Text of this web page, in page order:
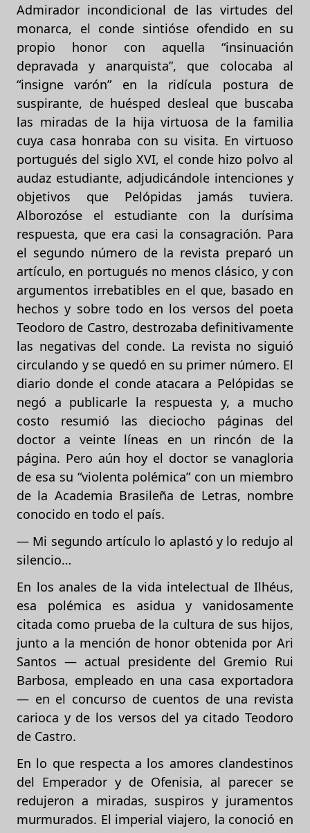
Admirador incondicional de las virtudes del
monarca, el conde sintióse ofendido en su
propio honor con aquella “insinuación
depravada y anarquista”, que colocaba al
“insigne varón” en la ridícula postura de
suspirante, de huésped desleal que buscaba
las miradas de la hija virtuosa de la familia
cuya casa honraba con su visita. En virtuoso
portugués del siglo XVI, el conde hizo polvo al
audaz estudiante, adjudicándole intenciones y
objetivos que Pelópidas jamás tuviera.
Alborozóse el estudiante con la durísima
respuesta, que era casi la consagración. Para
el segundo número de la revista preparó un
artículo, en portugués no menos clásico, y con
argumentos irrebatibles en el que, basado en
hechos y sobre todo en los versos del poeta
Teodoro de Castro, destrozaba definitivamente
las negativas del conde. La revista no siguió
circulando y se quedó en su primer número. El
diario donde el conde atacara a Pelópidas se
negó a publicarle la respuesta y, a mucho
costo resumió las dieciocho páginas del
doctor a veinte líneas en un rincón de la
página. Pero aún hoy el doctor se vanagloria
de esa su “violenta polémica” con un miembro
de la Academia Brasileña de Letras, nombre
conocido en todo el país.
— Mi segundo artículo lo aplastó y lo redujo al
silencio…
En los anales de la vida intelectual de Ilhéus,
esa polémica es asidua y vanidosamente
citada como prueba de la cultura de sus hijos,
junto a la mención de honor obtenida por Ari
Santos — actual presidente del Gremio Rui
Barbosa, empleado en una casa exportadora
— en el concurso de cuentos de una revista
carioca y de los versos del ya citado Teodoro
de Castro.
En lo que respecta a los amores clandestinos
del Emperador y de Ofenisia, al parecer se
redujeron a miradas, suspiros y juramentos
murmurados. El imperial viajero, la conoció en